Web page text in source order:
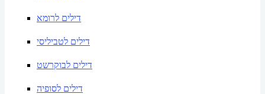
דילים לרומא
דילים לטביליסי
דילים לבוקרשט
דילים לסופיה